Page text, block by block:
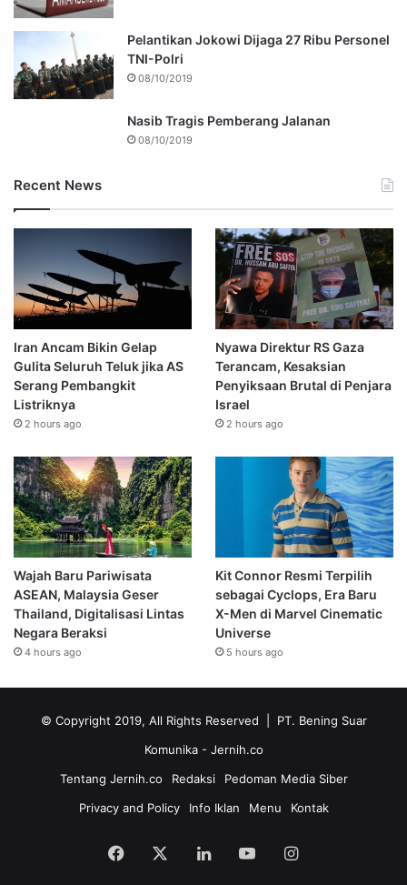
Pelantikan Jokowi Dijaga 27 Ribu Personel
TNI-Polri
08/10/2019
Nasib Tragis Pemberang Jalanan
08/10/2019
Recent News
Iran Ancam Bikin Gelap
Gulita Seluruh Teluk jika AS
Serang Pembangkit
Listriknya
2 hours ago
Nyawa Direktur RS Gaza
Terancam, Kesaksian
Penyiksaan Brutal di Penjara
Israel
2 hours ago
Wajah Baru Pariwisata
ASEAN, Malaysia Geser
Thailand, Digitalisasi Lintas
Negara Beraksi
4 hours ago
Kit Connor Resmi Terpilih
sebagai Cyclops, Era Baru
X-Men di Marvel Cinematic
Universe
5 hours ago
© Copyright 2019, All Rights Reserved | PT. Bening Suar
Komunika - Jernih.co
Tentang Jernih.co
Redaksi
Pedoman Media Siber
Privacy and Policy
Info Iklan Menu Kontak
Facebook LinkedInYouTubeInstagram